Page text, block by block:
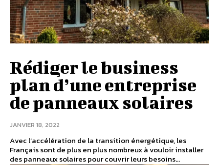
Rédiger le business
plan d’une entreprise
de panneaux solaires
JANVIER 18, 2022
Avec l’accélération de la transition énergétique, les
Français sont de plus en plus nombreux à vouloir installer
des panneaux solaires pour couvrir leurs besoins...